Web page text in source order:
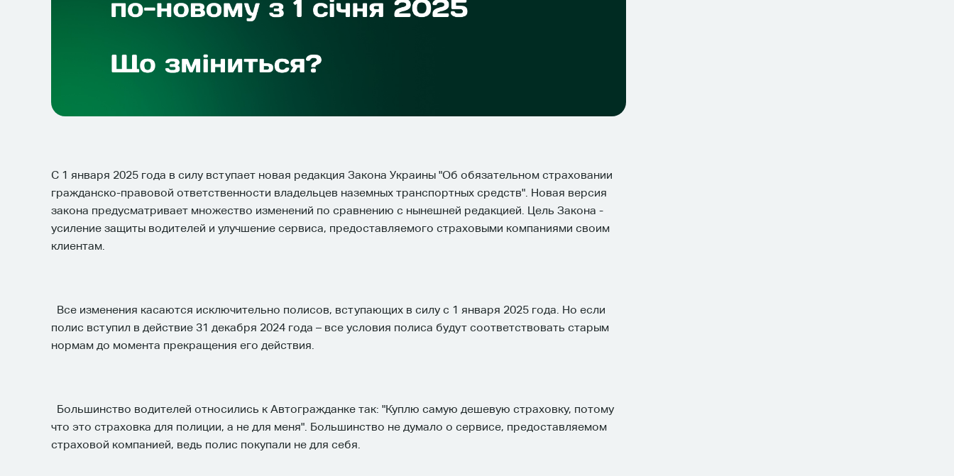
С 1 января 2025 года в силу вступает новая редакция Закона Украины "Об обязательном страховании
гражданско-правовой ответственности владельцев наземных транспортных средств". Новая версия
закона предусматривает множество изменений по сравнению с нынешней редакцией. Цель Закона -
усиление защиты водителей и улучшение сервиса, предоставляемого страховыми компаниями своим
клиентам.
Все изменения касаются исключительно полисов, вступающих в силу с 1 января 2025 года. Но если
полис вступил в действие 31 декабря 2024 года – все условия полиса будут соответствовать старым
нормам до момента прекращения его действия.
Большинство водителей относились к Автогражданке так: "Куплю самую дешевую страховку, потому
что это страховка для полиции, а не для меня". Большинство не думало о сервисе, предоставляемом
страховой компанией, ведь полис покупали не для себя.